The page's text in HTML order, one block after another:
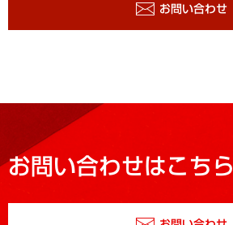
お問い合わせ
お問い合わせはこちら